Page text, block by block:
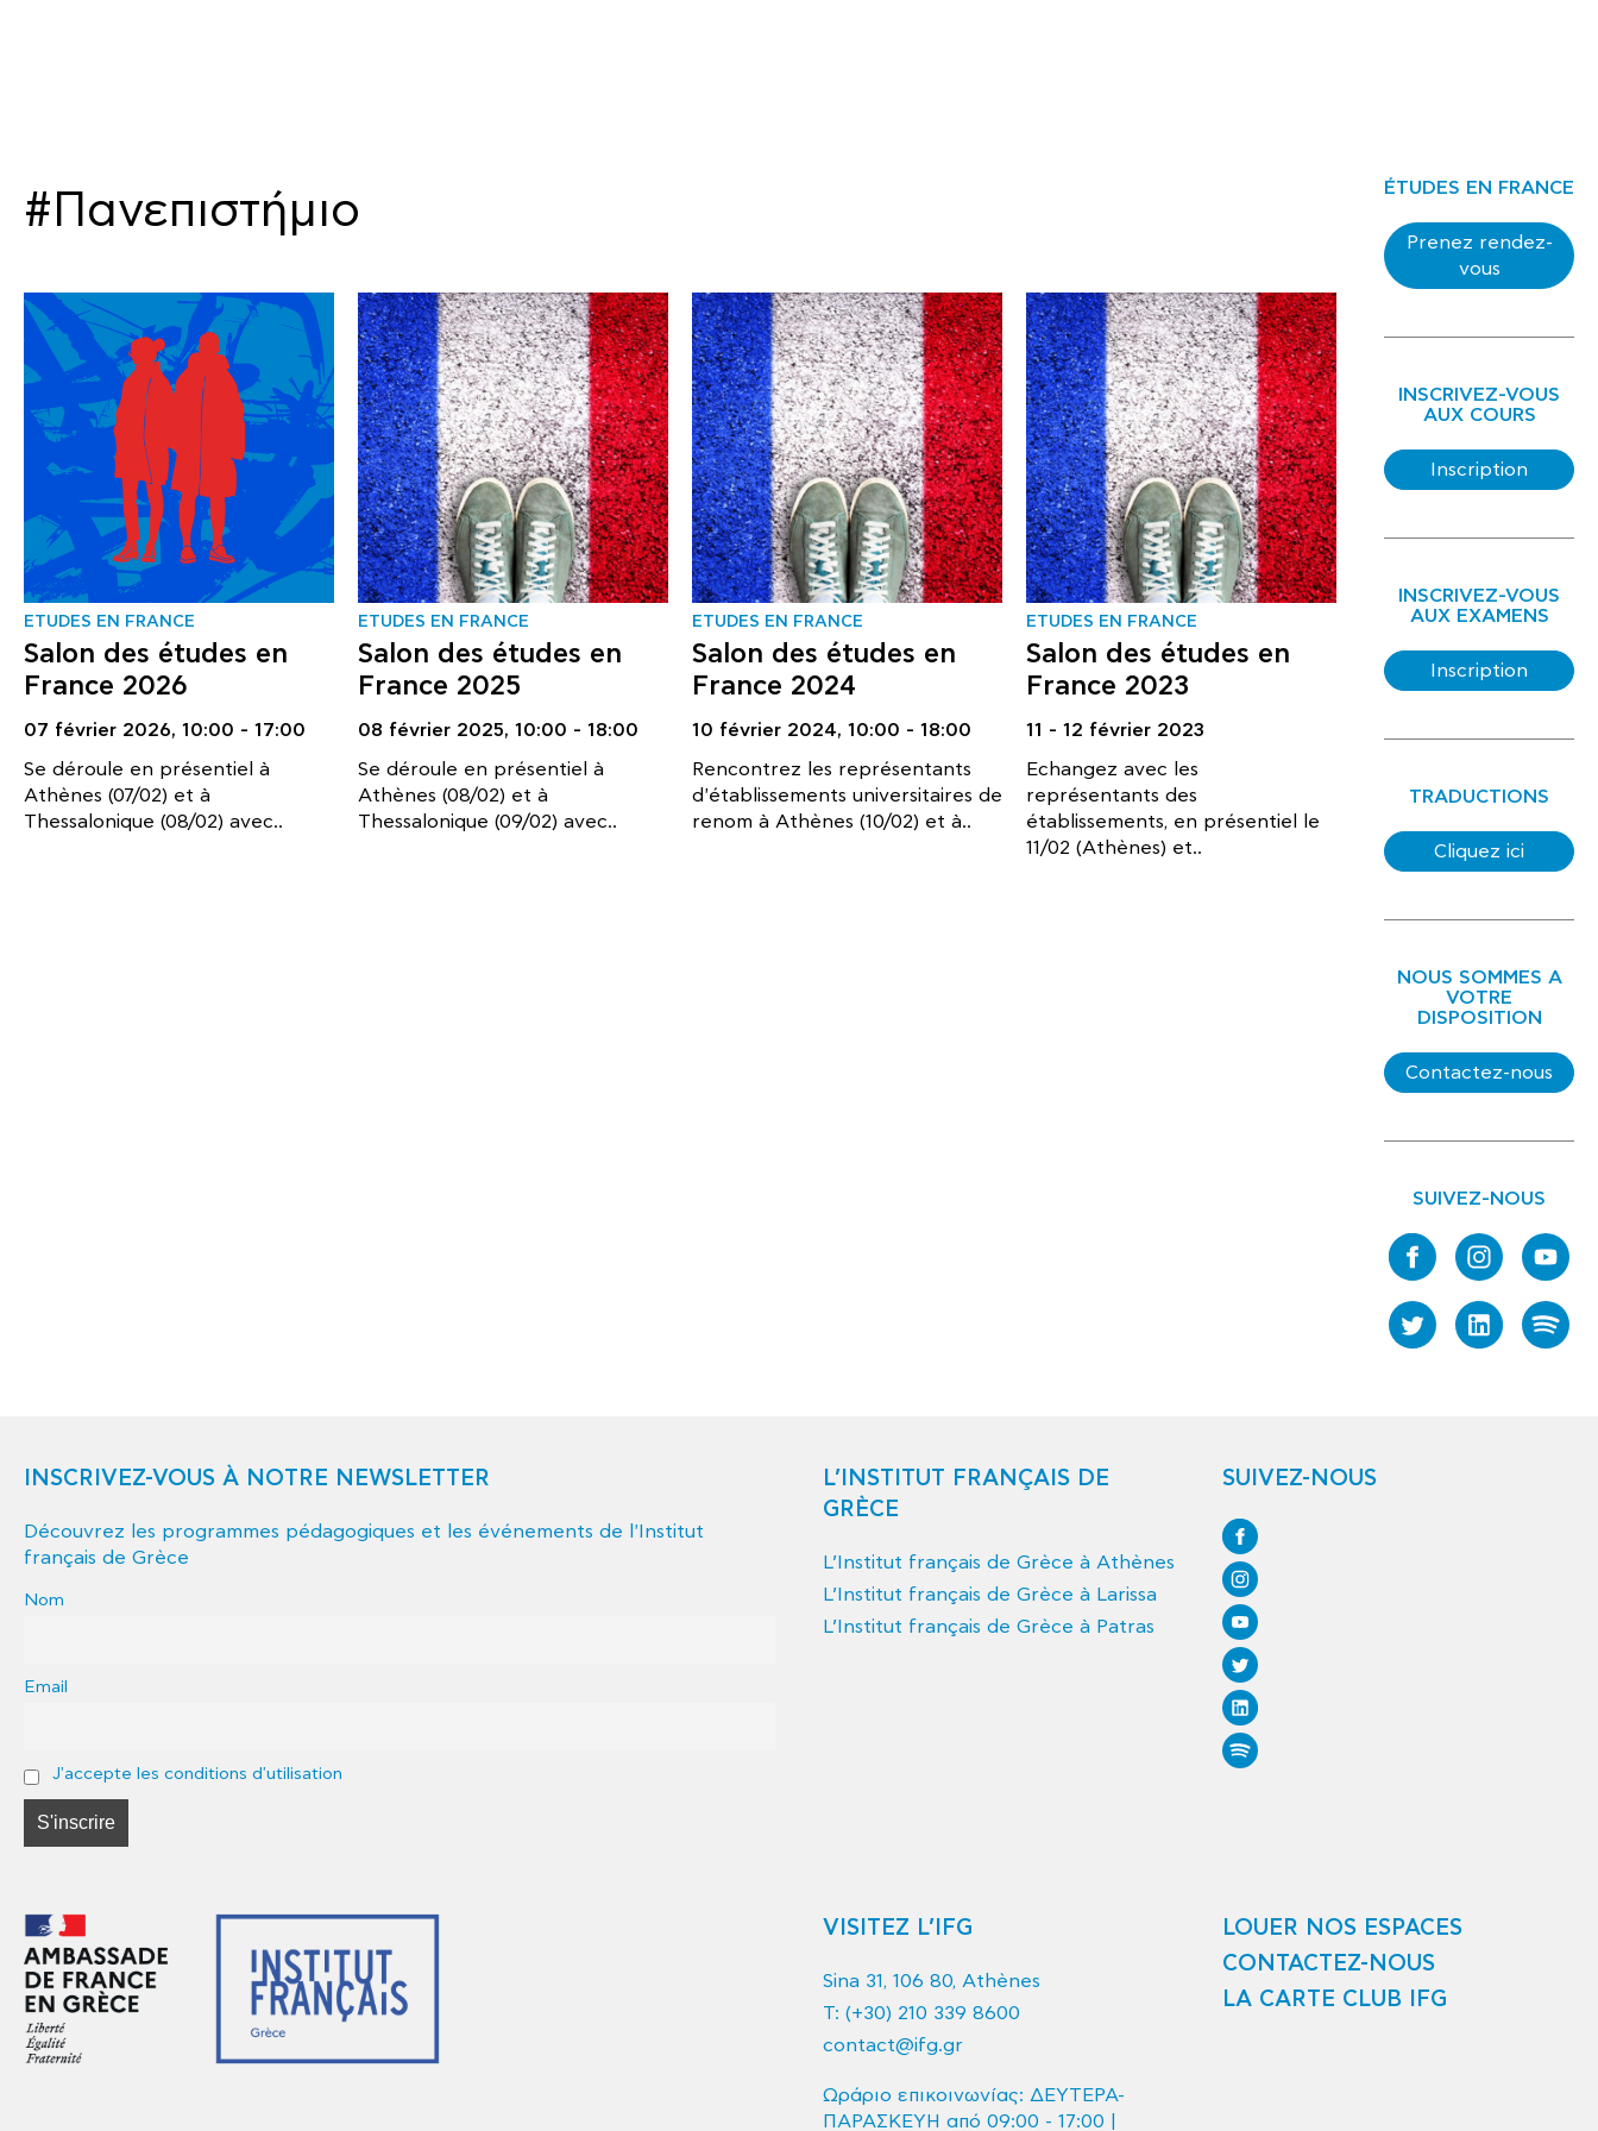
#Πανεπιστήμιο
ΕTUDES EN FRANCE
Salon des études en
France 2026
07 février 2026, 10:00 - 17:00
Se déroule en présentiel à
Athènes (07/02) et à
Thessalonique (08/02) avec..
ΕTUDES EN FRANCE
Salon des études en
France 2025
08 février 2025, 10:00 - 18:00
Se déroule en présentiel à
Athènes (08/02) et à
Thessalonique (09/02) avec..
ΕTUDES EN FRANCE
Salon des études en
France 2024
10 février 2024, 10:00 - 18:00
Rencontrez les représentants
d'établissements universitaires de
renom à Athènes (10/02) et à..
ΕTUDES EN FRANCE
Salon des études en
France 2023
11 - 12 février 2023
Echangez avec les
représentants des
établissements, en présentiel le
11/02 (Athènes) et..
ÉTUDES EN FRANCE
Prenez rendez-
vous
INSCRIVEZ-VOUS
AUX COURS
Inscription
INSCRIVEZ-VOUS
AUX EXAMENS
Inscription
TRADUCTIONS
Cliquez ici
NOUS SOMMES A
VOTRE
DISPOSITION
Contactez-nous
SUIVEZ-NOUS
INSCRIVEZ-VOUS À NOTRE NEWSLETTER
Découvrez les programmes pédagogiques et les événements de l'Institut
français de Grèce
Nom
Email
J'accepte les conditions d'utilisation
L’INSTITUT FRANÇAIS DE
GRÈCE
L’Institut français de Grèce à Athènes
L’Institut français de Grèce à Larissa
L’Institut français de Grèce à Patras
SUIVEZ-NOUS
VISITEZ L’IFG
Sina 31, 106 80, Athènes
T: (+30) 210 339 8600
contact@ifg.gr
Ωράριο επικοινωνίας: ΔΕΥΤΕΡΑ-
ΠΑΡΑΣΚΕΥΗ από 09:00 - 17:00 |
LOUER NOS ESPACES
CONTACTEZ-NOUS
LA CARTE CLUB IFG